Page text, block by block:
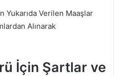
Yukarıda Verilen Maaşlar
Alınarak
İçin Şartlar ve